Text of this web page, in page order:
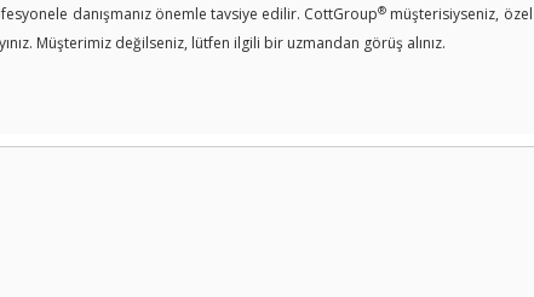
danışmanız önemle tavsiye edilir. CottGroup® müşterisiyseniz, özel
Müşterimiz değilseniz, lütfen ilgili bir uzmandan görüş alınız.